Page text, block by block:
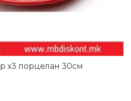
х3 порцелан 30см